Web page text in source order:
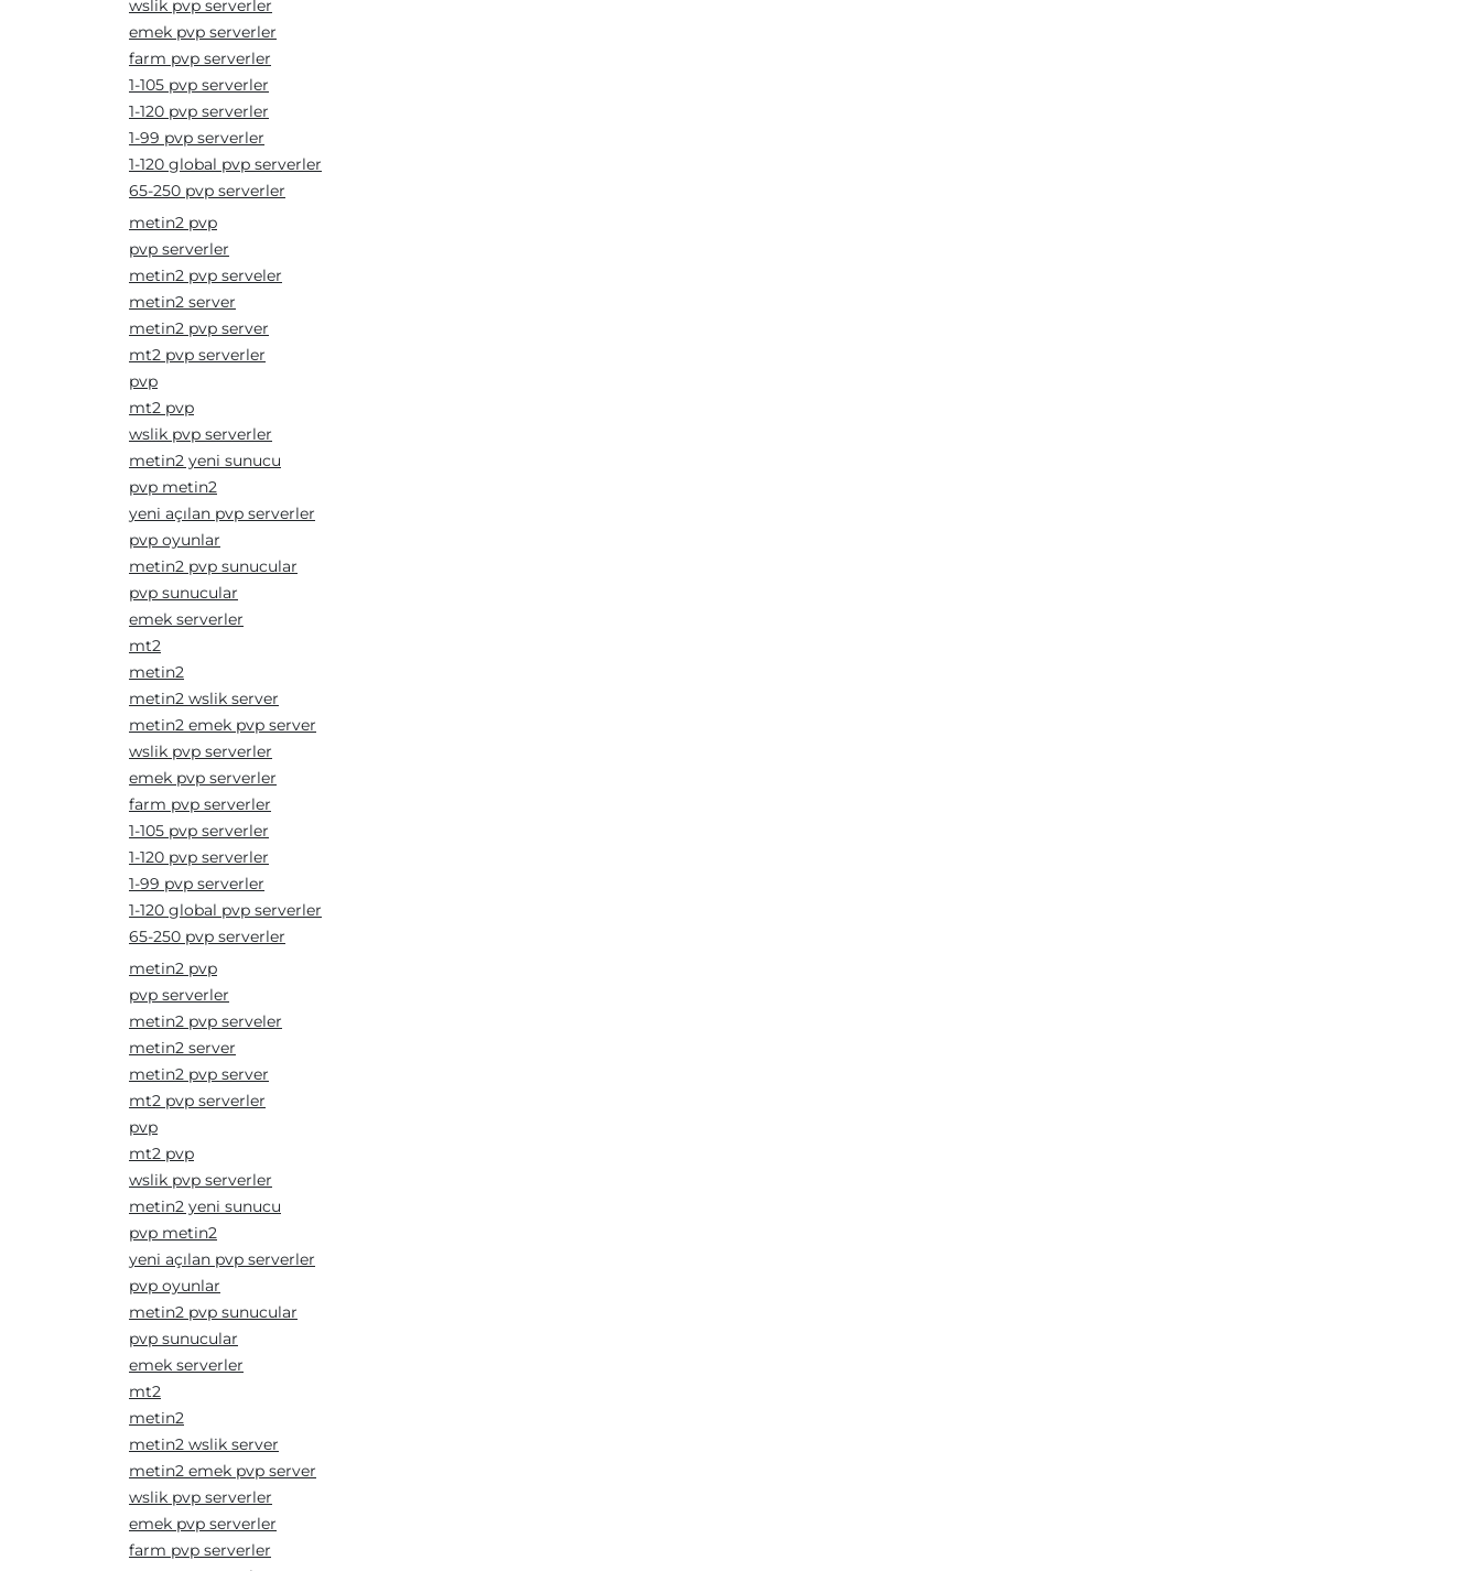
wslik pvp serverler
emek pvp serverler
farm pvp serverler
1-105 pvp serverler
1-120 pvp serverler
1-99 pvp serverler
1-120 global pvp serverler
65-250 pvp serverler
metin2 pvp
pvp serverler
metin2 pvp serveler
metin2 server
metin2 pvp server
mt2 pvp serverler
pvp
mt2 pvp
wslik pvp serverler
metin2 yeni sunucu
pvp metin2
yeni açılan pvp serverler
pvp oyunlar
metin2 pvp sunucular
pvp sunucular
emek serverler
mt2
metin2
metin2 wslik server
metin2 emek pvp server
wslik pvp serverler
emek pvp serverler
farm pvp serverler
1-105 pvp serverler
1-120 pvp serverler
1-99 pvp serverler
1-120 global pvp serverler
65-250 pvp serverler
metin2 pvp
pvp serverler
metin2 pvp serveler
metin2 server
metin2 pvp server
mt2 pvp serverler
pvp
mt2 pvp
wslik pvp serverler
metin2 yeni sunucu
pvp metin2
yeni açılan pvp serverler
pvp oyunlar
metin2 pvp sunucular
pvp sunucular
emek serverler
mt2
metin2
metin2 wslik server
metin2 emek pvp server
wslik pvp serverler
emek pvp serverler
farm pvp serverler